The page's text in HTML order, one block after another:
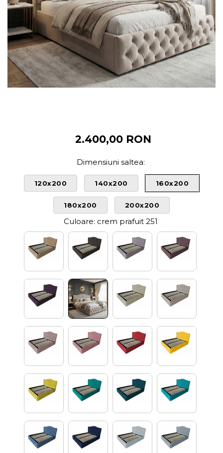
2.400,00 RON
Dimensiuni saltea:
120x200 140x200 160x200
180x200 200x200
Culoare: crem prafuit 251